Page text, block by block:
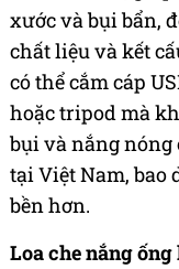
xước và bụi bẩn,
chất liệu và kết
có thể cắm cáp
hoặc tripod mà
bụi và nắng
tại Việt Nam, bao
bền hơn.
Loa che nắng